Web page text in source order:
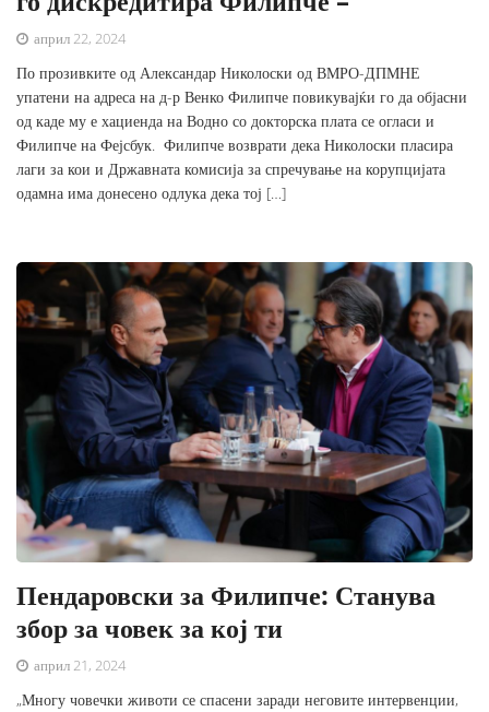
април 22, 2024
По прозивките од Александар Николоски од ВМРО-ДПМНЕ
упатени на адреса на д-р Венко Филипче повикувајќи го да објасни
од каде му е хациенда на Водно со докторска плата се огласи и
Филипче на Фејсбук. Филипче возврати дека Николоски пласира
лаги за кои и Државната комисија за спречување на корупцијата
одамна има донесено одлука дека тој […]
Пендаровски за Филипче: Станува
збор за човек за кој ти
април 21, 2024
„Многу човечки животи се спасени заради неговите интервенции,